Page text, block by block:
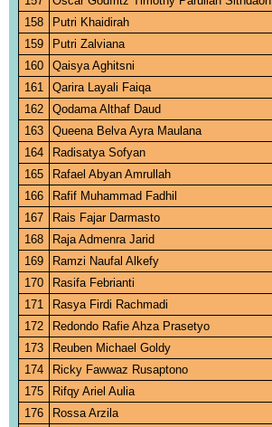
158
Putri Khaidirah
159
Putri Zalviana
160
Qaisya Aghitsni
161
Qarira Layali Faiqa
162
Qodama Althaf Daud
163
Queena Belva Ayra Maulana
164
Radisatya Sofyan
165
Rafael Abyan Amrullah
166
Rafif Muhammad Fadhil
167
Rais Fajar Darmasto
168
Raja Admenra Jarid
169
Ramzi Naufal Alkefy
170
Rasifa Febrianti
171
Rasya Firdi Rachmadi
172
Redondo Rafie Ahza Prasetyo
173
Reuben Michael Goldy
174
Ricky Fawwaz Rusaptono
175
Rifqy Ariel Aulia
176
Rossa Arzila